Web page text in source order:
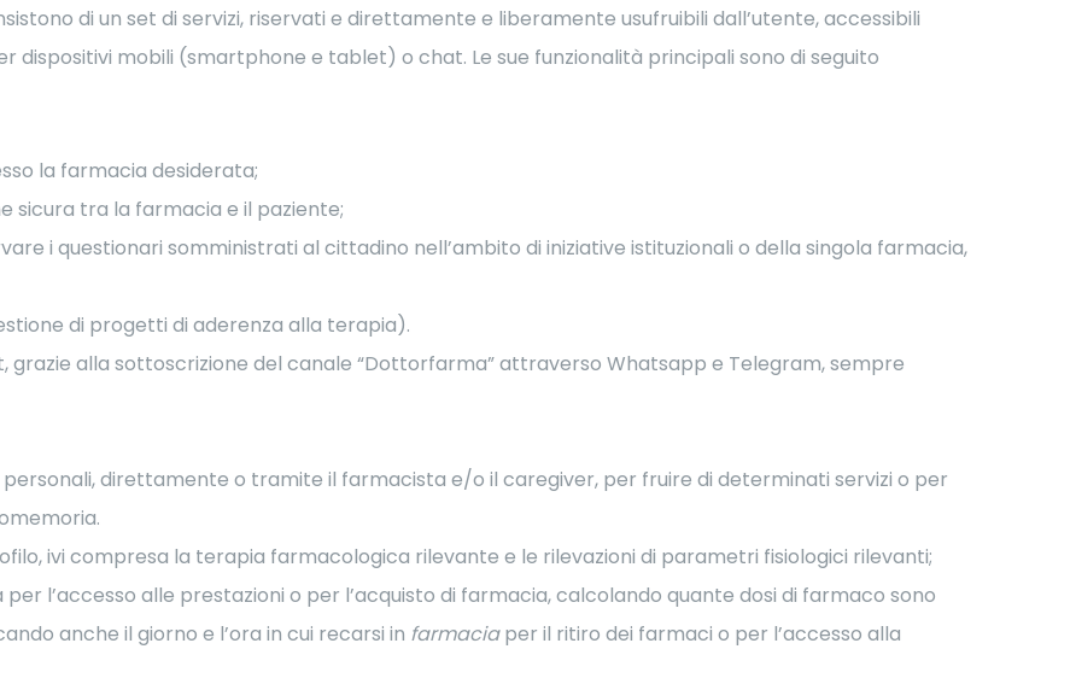
di un set di servizi, riservati e direttamente e liberamente usufruibili dall’utente, accessibili
dispositivi mobili (smartphone e tablet) o chat. Le sue funzionalità principali sono di seguito
la farmacia desiderata;
sicura tra la farmacia e il paziente;
i questionari somministrati al cittadino nell’ambito di iniziative istituzionali o della singola farmacia,
di progetti di aderenza alla terapia).
alla sottoscrizione del canale “Dottorfarma” attraverso Whatsapp e Telegram, sempre
personali, direttamente o tramite il farmacista e/o il caregiver, per fruire di determinati servizi o per
ivi compresa la terapia farmacologica rilevante e le rilevazioni di parametri fisiologici rilevanti;
l’accesso alle prestazioni o per l’acquisto di farmacia, calcolando quante dosi di farmaco sono
anche il giorno e l’ora in cui recarsi in farmaciaper il ritiro dei farmaci o per l’accesso alla